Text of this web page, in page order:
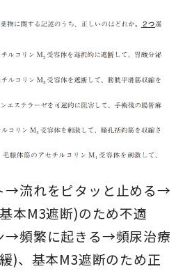
→流れをピタ ッと止める→
本M3遮断)のため不適
→頻繁に起き る→頻尿治療
)、基本M3遮断のため正